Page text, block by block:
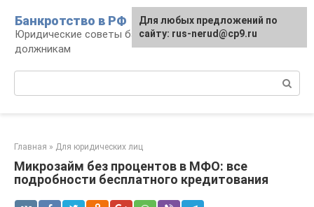
контенту
Банкротство в РФ
Юридические советы банкротам и
должникам
Главная » Для юридических лиц
Микрозайм без процентов в МФО: все
подробности бесплатного кредитования
Для любых предложений по
сайту: rus-nerud@cp9.ru